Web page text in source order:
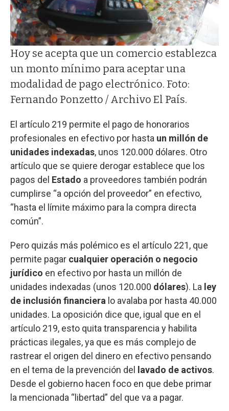
Hoy se acepta que un comercio establezca
un monto mínimo para aceptar una
modalidad de pago electrónico. Foto:
Fernando Ponzetto / Archivo El País.
El artículo 219 permite el pago de honorarios
profesionales en efectivo por hasta un millón de
unidades indexadas, unos 120.000 dólares. Otro
artículo que se quiere derogar establece que los
pagos del Estado a proveedores también podrán
cumplirse “a opción del proveedor” en efectivo,
“hasta el límite máximo para la compra directa
común”.
Pero quizás más polémico es el artículo 221, que
permite pagar cualquier operación o negocio
jurídico en efectivo por hasta un millón de
unidades indexadas (unos 120.000 dólares). La ley
de inclusión financiera lo avalaba por hasta 40.000
unidades. La oposición dice que, igual que en el
artículo 219, esto quita transparencia y habilita
prácticas ilegales, ya que es más complejo de
rastrear el origen del dinero en efectivo pensando
en el tema de la prevención del
lavado de activos.
Desde el gobierno hacen foco en que debe primar
la mencionada “libertad” del que va a pagar.